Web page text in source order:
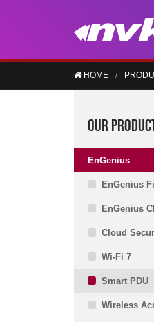
HOME
OUR
EnGenius
EnGenius
EnGenius
Cloud
Wi-Fi 7
Smart PDU
Wireless